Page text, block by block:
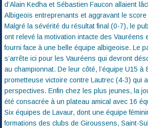
d’Alain Kedha et Sébastien Faucon allaient
Albigeois entreprenants et aggravant le
Malgré la sévérité du résultat final (0-7), le
ont relevé la motivation intacte des Vauréens
fourni face à une belle équipe albigeoise. Le
s’arrête ici pour les Vauréens qui devront
au championnat. De leur côté, l’équipe U15 à
prometteuse victoire contre Lautrec (4-3) qui
perspectives. Enfin chez les plus jeunes, la
été consacrée à un plateau amical avec 16
Six équipes de Lavaur, dont une équipe
formations des clubs de Giroussens, Saint-